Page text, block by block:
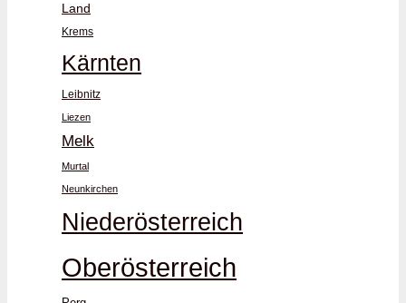
Land
Krems
Kärnten
Leibnitz
Liezen
Melk
Murtal
Neunkirchen
Niederösterreich
Oberösterreich